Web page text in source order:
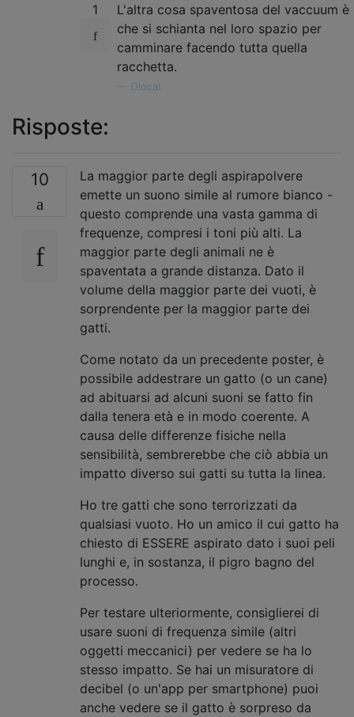
1
L'altra cosa spaventosa del vaccuum è
che si schianta nel loro spazio per
camminare facendo tutta quella
racchetta.
Oldcat
Risposte:
10
La maggior parte degli aspirapolvere
emette un suono simile al rumore bianco -
questo comprende una vasta gamma di
frequenze, compresi i toni più alti. La
maggior parte degli animali ne è
spaventata a grande distanza. Dato il
volume della maggior parte dei vuoti, è
sorprendente per la maggior parte dei
gatti.
Come notato da un precedente poster, è
possibile addestrare un gatto (o un cane)
ad abituarsi ad alcuni suoni se fatto fin
dalla tenera età e in modo coerente. A
causa delle differenze fisiche nella
sensibilità, sembrerebbe che ciò abbia un
impatto diverso sui gatti su tutta la linea.
Ho tre gatti che sono terrorizzati da
qualsiasi vuoto. Ho un amico il cui gatto ha
chiesto di ESSERE aspirato dato i suoi peli
lunghi e, in sostanza, il pigro bagno del
processo.
Per testare ulteriormente, consiglierei di
usare suoni di frequenza simile (altri
oggetti meccanici) per vedere se ha lo
stesso impatto. Se hai un misuratore di
decibel (o un'app per smartphone) puoi
anche vedere se il gatto è sorpreso da